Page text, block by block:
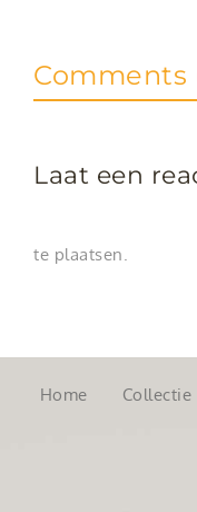
Comments
Laat een
te plaatsen.
Home Collectie